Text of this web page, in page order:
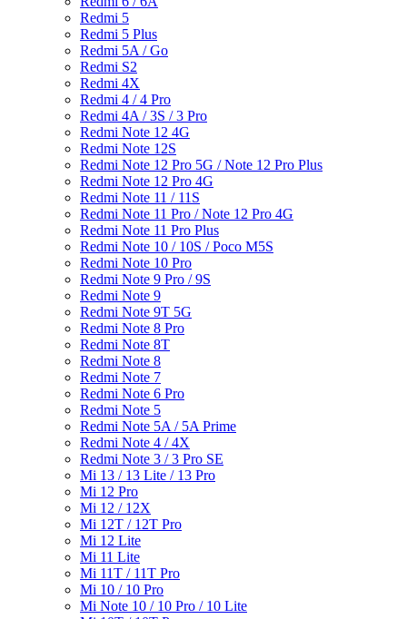
Redmi 5
Redmi 5 Plus
Redmi 5A / Go
Redmi S2
Redmi 4X
Redmi 4 / 4 Pro
Redmi 4A / 3S / 3 Pro
Redmi Note 12 4G
Redmi Note 12S
Redmi Note 12 Pro 5G / Note 12 Pro Plus
Redmi Note 12 Pro 4G
Redmi Note 11 / 11S
Redmi Note 11 Pro / Note 12 Pro 4G
Redmi Note 11 Pro Plus
Redmi Note 10 / 10S / Poco M5S
Redmi Note 10 Pro
Redmi Note 9 Pro / 9S
Redmi Note 9
Redmi Note 9T 5G
Redmi Note 8 Pro
Redmi Note 8T
Redmi Note 8
Redmi Note 7
Redmi Note 6 Pro
Redmi Note 5
Redmi Note 5A / 5A Prime
Redmi Note 4 / 4X
Redmi Note 3 / 3 Pro SE
Mi 13 / 13 Lite / 13 Pro
Mi 12 Pro
Mi 12 / 12X
Mi 12T / 12T Pro
Mi 12 Lite
Mi 11 Lite
Mi 11T / 11T Pro
Mi 10 / 10 Pro
Mi Note 10 / 10 Pro / 10 Lite